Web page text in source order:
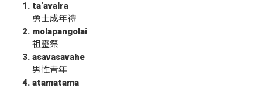
ta‘avalra
勇士成年禮
molapangolai
祖靈祭
asavasavahe
男性青年
atamatama